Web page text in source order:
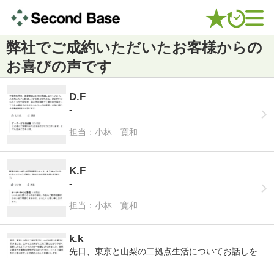
弊社でご成約いただいたお客様からの
お喜びの声です
D.F
-
担当：小林 寛和
K.F
-
担当：小林 寛和
k.k
先日、東京と山梨の二拠点生活についてお話しを